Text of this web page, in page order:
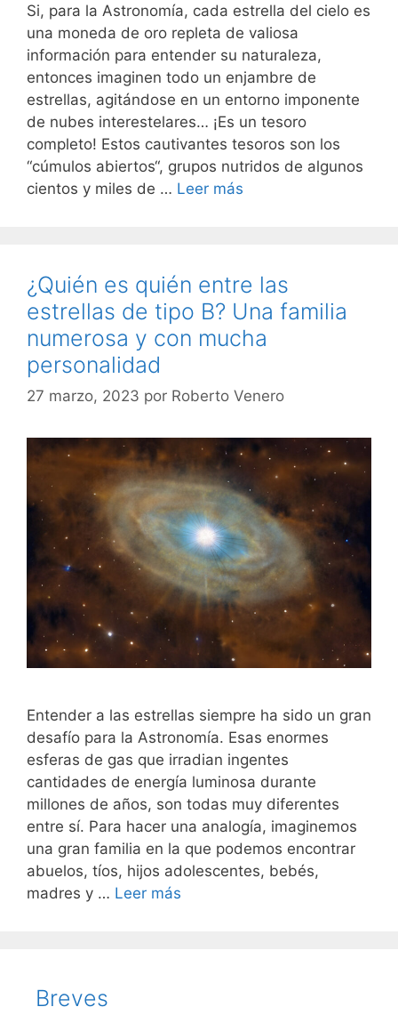
Si, para la Astronomía, cada estrella del cielo es
una moneda de oro repleta de valiosa
información para entender su naturaleza,
entonces imaginen todo un enjambre de
estrellas, agitándose en un entorno imponente
de nubes interestelares… ¡Es un tesoro
completo! Estos cautivantes tesoros son los
“cúmulos abiertos“, grupos nutridos de algunos
cientos y miles de … Leer más
¿Quién es quién entre las
estrellas de tipo B? Una familia
numerosa y con mucha
personalidad
27 marzo, 2023 por Roberto Venero
Entender a las estrellas siempre ha sido un gran
desafío para la Astronomía. Esas enormes
esferas de gas que irradian ingentes
cantidades de energía luminosa durante
millones de años, son todas muy diferentes
entre sí. Para hacer una analogía, imaginemos
una gran familia en la que podemos encontrar
abuelos, tíos, hijos adolescentes, bebés,
madres y … Leer más
Breves